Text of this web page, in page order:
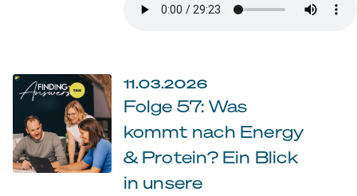
11.03.2026
Folge 57: Was
kommt nach Energy
& Protein? Ein Blick
in unsere